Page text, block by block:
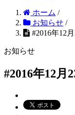
ホーム /
お知らせ /
#2016年12
お知らせ
#2016年12月